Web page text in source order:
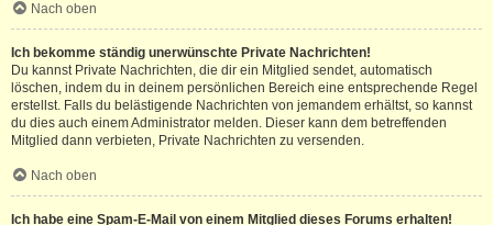
Nach oben
Ich bekomme ständig unerwünschte Private Nachrichten!
Du kannst Private Nachrichten, die dir ein Mitglied sendet, automatisch
löschen, indem du in deinem persönlichen Bereich eine entsprechende Regel
erstellst. Falls du belästigende Nachrichten von jemandem erhältst, so kannst
du dies auch einem Administrator melden. Dieser kann dem betreffenden
Mitglied dann verbieten, Private Nachrichten zu versenden.
Nach oben
Ich habe eine Spam-E-Mail von einem Mitglied dieses Forums erhalten!